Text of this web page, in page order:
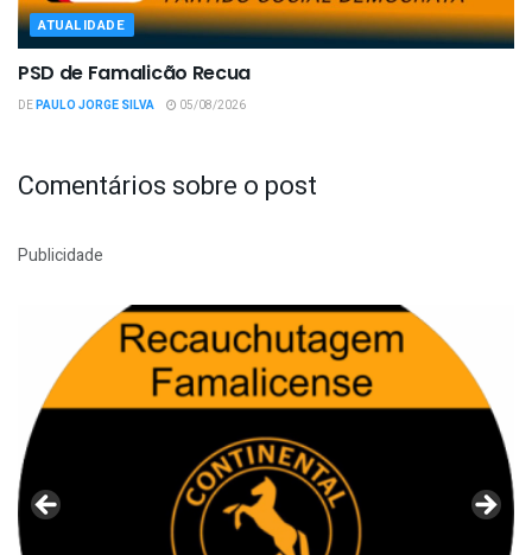
ATUALIDADE
PSD de Famalicão Recua
DEPAULO JORGE SILVA 05/08/2026
Comentários sobre o post
Publicidade